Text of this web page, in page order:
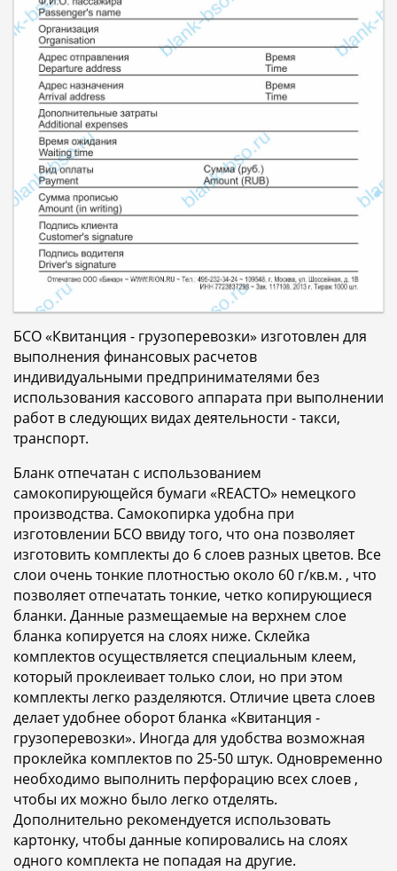
БСО «Квитанция - грузоперевозки» изготовлен для
выполнения финансовых расчетов
индивидуальными предпринимателями без
использования кассового аппарата при выполнении
работ в следующих видах деятельности - такси,
транспорт.
Бланк отпечатан с использованием
самокопирующейся бумаги «REACTO» немецкого
производства. Самокопирка удобна при
изготовлении БСО ввиду того, что она позволяет
изготовить комплекты до 6 слоев разных цветов. Все
слои очень тонкие плотностью около 60 г/кв.м. , что
позволяет отпечатать тонкие, четко копирующиеся
бланки. Данные размещаемые на верхнем слое
бланка копируется на слоях ниже. Склейка
комплектов осуществляется специальным клеем,
который проклеивает только слои, но при этом
комплекты легко разделяются. Отличие цвета слоев
делает удобнее оборот бланка «Квитанция -
грузоперевозки». Иногда для удобства возможная
проклейка комплектов по 25-50 штук. Одновременно
необходимо выполнить перфорацию всех слоев ,
чтобы их можно было легко отделять.
Дополнительно рекомендуется использовать
картонку, чтобы данные копировались на слоях
одного комплекта не попадая на другие.